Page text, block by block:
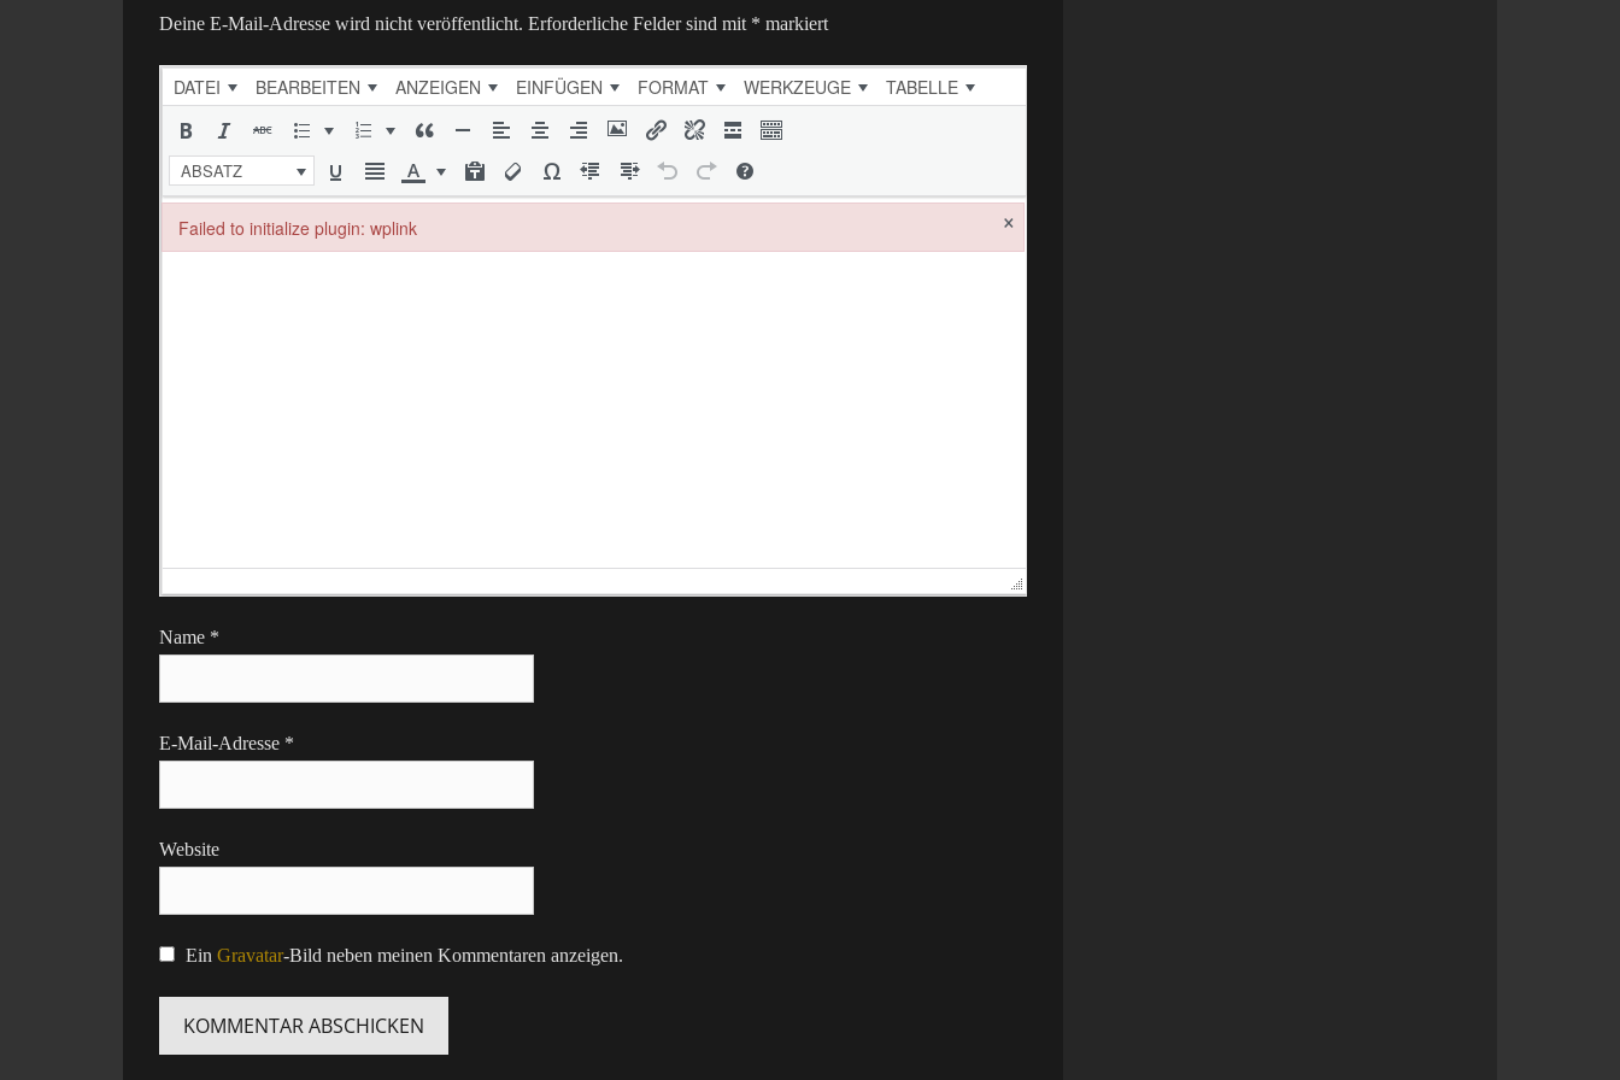
Deine E-Mail-Adresse wird nicht veröffentlicht. Erforderliche Felder sind mit * markiert
DATEI BEARBEITEN ANZEIGEN EINFÜGEN FORMAT WERKZEUGE TABELLE
ABSATZ
Name *
E-Mail-Adresse *
Website
Ein Gravatar-Bild neben meinen Kommentaren anzeigen.
Failed to initialize plugin: wplink ×
Failed to initialize plugin: wplink